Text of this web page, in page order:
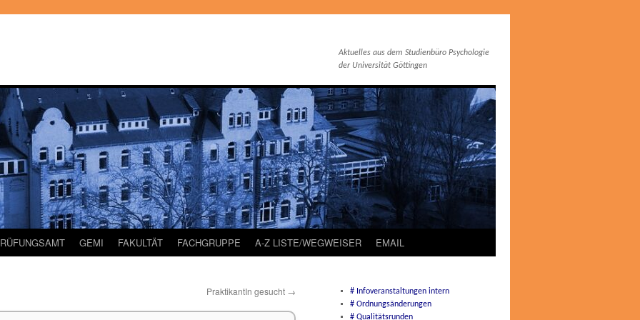
Aktuelles aus dem Studienbüro Psychologie
der Universität Göttingen
GEMI FAKULTÄT FACHGRUPPE A-Z LISTE/WEGWEISER EMAIL
PraktikantIn gesucht →
# Infoveranstaltungen intern
# Ordnungsänderungen
# Qualitätsrunden